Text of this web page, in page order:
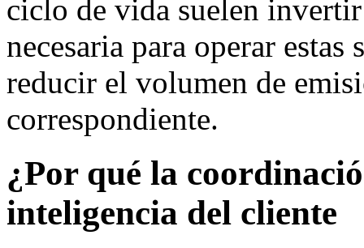
ciclo de vida suelen
necesaria para operar
reducir el volumen de
correspondiente.
¿Por qué la
inteligencia del cliente